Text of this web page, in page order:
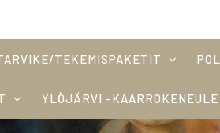
TEKEMISPAKETIT
YLÖJÄRVI -KAARROKENEULE